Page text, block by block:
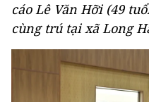
cáo Lê Văn Hỡi (49
cùng trú tại xã Long